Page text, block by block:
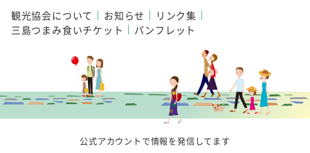
観光協会について お知らせ
リンク集
三島つまみ食いチケット
パンフレット
公式アカウントで情報を発信してます